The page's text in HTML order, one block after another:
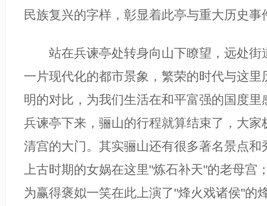
民族复兴的字样，彰显着此亭与重大历史事
站在兵谏亭处转身向山下瞭望，远处街
一片现代化的都市景象，繁荣的时代与这里
明的对比，为我们生活在和平富强的国度里
兵谏亭下来，骊山的行程就算结束了，大家
清宫的大门。其实骊山还有很多著名景点和
上古时期的女娲在这里"炼石补天"的老母宫
为赢得褒姒一笑在此上演了"烽火戏诸侯"的